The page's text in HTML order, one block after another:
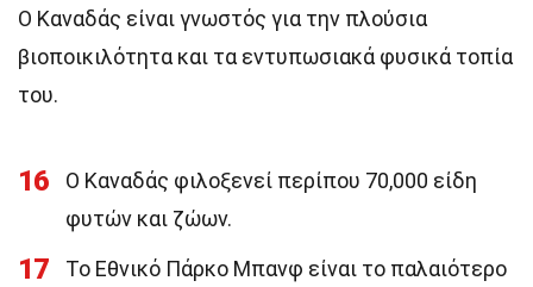
Ο Καναδάς είναι γνωστός για την πλούσια
βιοποικιλότητα και τα εντυπωσιακά φυσικά τοπία
του.
16
Ο Καναδάς φιλοξενεί περίπου 70,000 είδη
φυτών και ζώων.
17
Το Εθνικό Πάρκο Μπανφ είναι το παλαιότερο